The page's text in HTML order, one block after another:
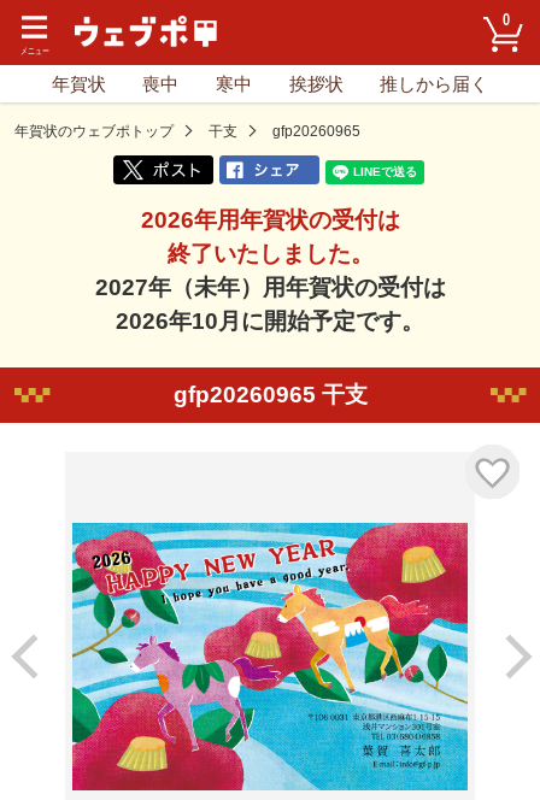
0
年賀状 喪中 寒中 挨拶状 推しから届く
年賀状のウェブポトップ 干支 gfp20260965
2026年用年賀状の受付は
終了いたしました。
2027年（未年）用年賀状の受付は
2026年10月に開始予定です。
gfp20260965 干支